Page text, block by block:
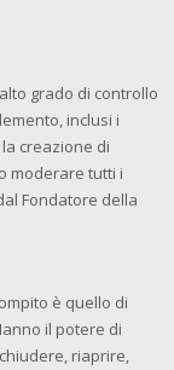
grado di controllo
inclusi i
creazione di
moderare tutti i
Fondatore della
è quello di
il potere di
riaprire,